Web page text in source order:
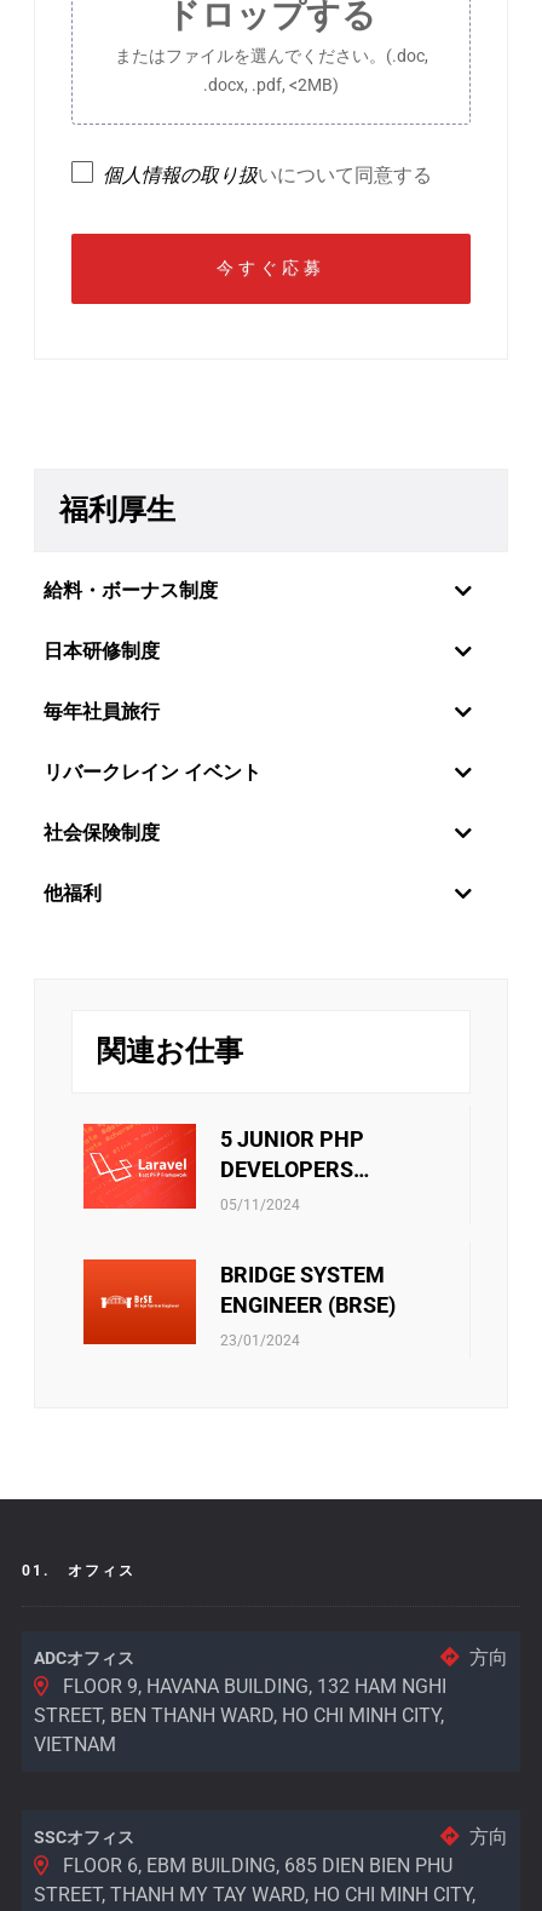
ドロップする
またはファイルを選んでください。(.doc,
.docx, .pdf, <2MB)
個人情報の取り扱いについて同意する
福利厚生
給料・ボーナス制度
レーンベトナムは特に年2回の定期昇給制度を設
日本研修制度
毎年社員旅行
楽しませています。エキサイティングなガラディナーや
チームビルディングゲームは、リバークレインのメンバ
リバークレイン イベント
チームビルディング・ファミリーデー・お夏休
機会です。ご家族員に連携する際にはそれも誇り
に言われています。
社会保険制度
リバークレーンベトナムは従業員に社会保険、医療保
サポートしています。さらに、他の保険契約も考慮さ
れ、検討されています。
他福利
社員向けの活動をサポートすることもあります。 ・文
化・芸術・スポーツクラブの運営費用 ・技術研究の教科
また会社政策通り、他のベネフィットもあります。
関連お仕事
5 JUNIOR PHP
DEVELOPERS
(LARAVEL)
05/11/2024
BRIDGE SYSTEM
ENGINEER (BRSE)
23/01/2024
01. オフィス
ADCオフィス
方向
FLOOR 9, HAVANA BUILDING, 132 HAM NGHI
STREET, BEN THANH WARD, HO CHI MINH CITY,
VIETNAM
SSCオフィス
方向
FLOOR 6, EBM BUILDING, 685 DIEN BIEN PHU
STREET, THANH MY TAY WARD, HO CHI MINH CITY,